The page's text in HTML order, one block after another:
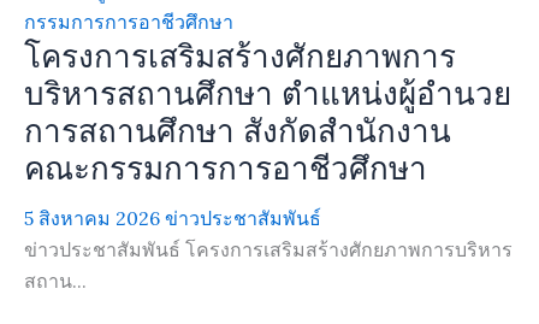
โครงการเสริมสร้างศักยภาพการ
บริหารสถานศึกษา ตำแหน่งผู้อำนวย
การสถานศึกษา สังกัดสำนักงาน
คณะกรรมการการอาชีวศึกษา
5 สิงหาคม 2026 ข่าวประชาสัมพันธ์
ข่าวประชาสัมพันธ์ โครงการเสริมสร้างศักยภาพการบริหาร
สถาน...